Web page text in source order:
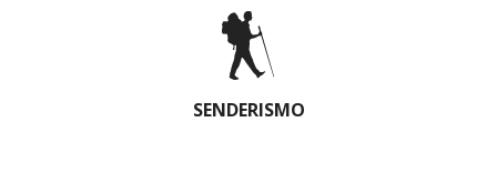
SENDERISMO